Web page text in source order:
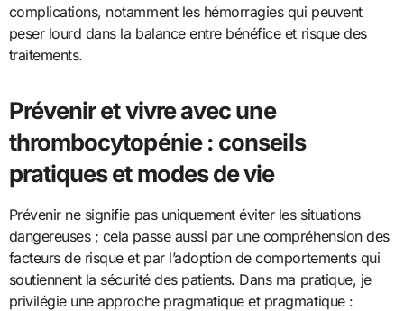
complications, notamment les hémorragies qui peuvent
peser lourd dans la balance entre bénéfice et risque des
traitements.
Prévenir et vivre avec une
thrombocytopénie : conseils
pratiques et modes de vie
Prévenir ne signifie pas uniquement éviter les situations
dangereuses ; cela passe aussi par une compréhension des
facteurs de risque et par l’adoption de comportements qui
soutiennent la sécurité des patients. Dans ma pratique, je
privilégie une approche pragmatique et pragmatique :